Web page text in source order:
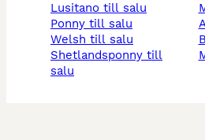
lusitano till salu
ponny till salu
welsh till salu
shetlandsponny till
salu